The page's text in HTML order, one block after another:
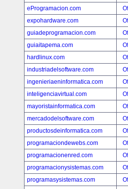
eProgramacion.com
expohardware.com
guiadeprogramacion.com
guiaitapema.com
hardlinux.com
industriadelsoftware.com
ingenieriaeninformatica.com
inteligenciavirtual.com
mayoristainformatica.com
mercadodelsoftware.com
productosdeinformatica.com
programaciondewebs.com
programacionenred.com
programacionysistemas.com
programasysistemas.com